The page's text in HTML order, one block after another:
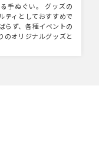
手ぬぐい。 グッズの
ティとしておすすめで
らず、各種イベントの
のオリジナルグッズと